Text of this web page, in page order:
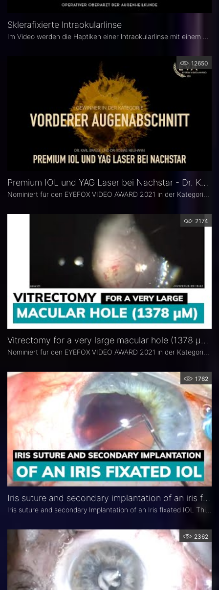
Sklerafixierte lntraokularlinse
12650
Premium IOL und YAG Laser bei Nachstar - Dr. Karl Brasse und Dr. Tobias Neuhann.
2174
Vitrectomy for a very large macular hole (1378 µm) - Dr. Ulrich Spandau
1762
Iris suture and secondary implantation of an iris fixated IOL
2362